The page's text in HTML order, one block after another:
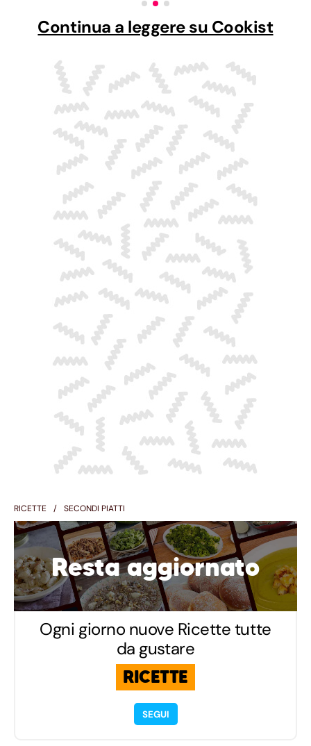
Continua a leggere su Cookist
RICETTE SECONDI PIATTI
Resta aggiornato
Ogni giorno nuove Ricette tutte
da gustare
RICETTE
SEGUI